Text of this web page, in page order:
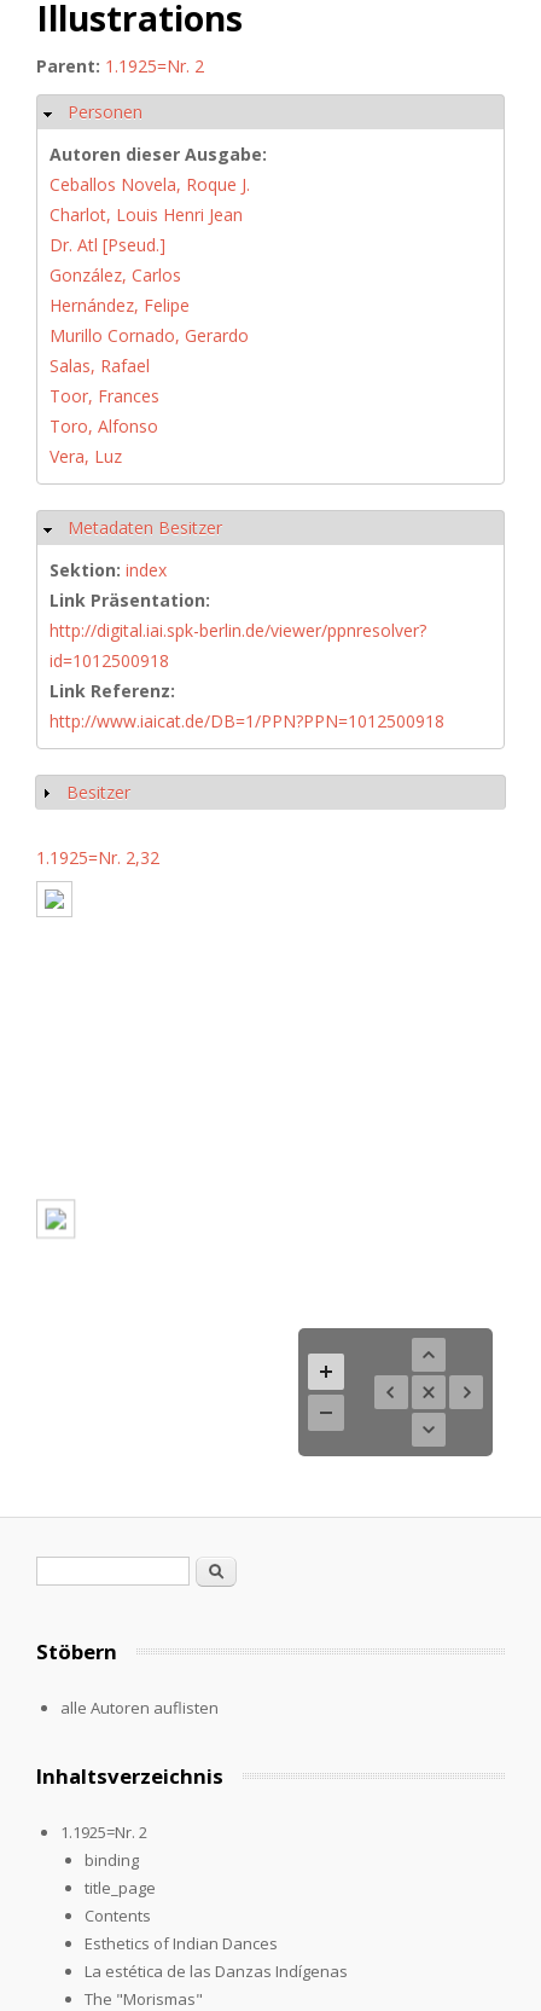
Illustrations
Parent: 1.1925=Nr. 2
Ausblenden
Personen
Autoren dieser Ausgabe:
Ceballos Novela, Roque J.
Charlot, Louis Henri Jean
Dr. Atl [Pseud.]
González, Carlos
Hernández, Felipe
Murillo Cornado, Gerardo
Salas, Rafael
Toor, Frances
Toro, Alfonso
Vera, Luz
Ausblenden
Metadaten Besitzer
Sektion: index
Link Präsentation:
http://digital.iai.spk-berlin.de/viewer/ppnresolver?
id=1012500918
Link Referenz:
http://www.iaicat.de/DB=1/PPN?PPN=1012500918
Anzeigen
Besitzer
1.1925=Nr. 2,32
Suche
Stöbern
alle Autoren auflisten
Inhaltsverzeichnis
1.1925=Nr. 2
binding
title_page
Contents
Esthetics of Indian Dances
La estética de las Danzas Indígenas
The "Morismas"